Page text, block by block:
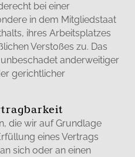
bei einer
in dem Mitgliedstaat
ihres Arbeitsplatzes
Verstoßes zu. Das
anderweitiger
gerichtlicher
die wir auf Grundlage
eines Vertrags
sich oder an einen